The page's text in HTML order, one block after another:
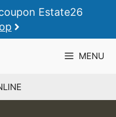
Estate26
MENU